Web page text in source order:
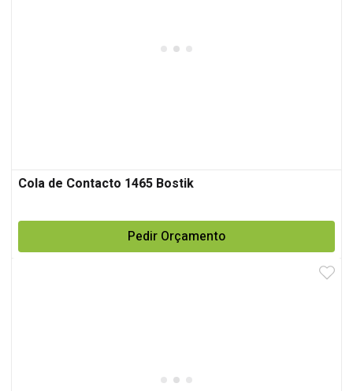
Cola de Contacto 1465 Bostik
Pedir Orçamento